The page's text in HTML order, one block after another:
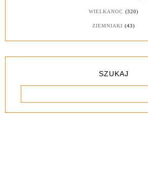
WIELKANOC (320)
ZIEMNIAKI (43)
SZUKAJ